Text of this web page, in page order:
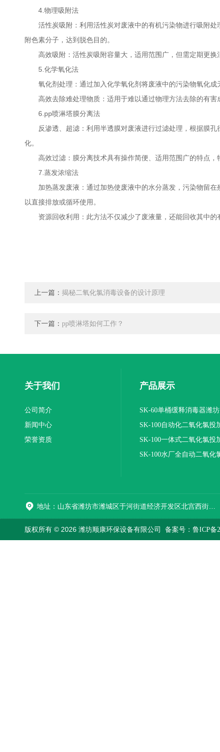
4.物理吸附法
活性炭吸附：利用活性炭对废液中的有机污染物进行吸附处
附色素分子，达到脱色目的。
高效吸附：活性炭吸附容量大，适用范围广，但需定期更换
5.化学氧化法
氧化剂处理：通过加入化学氧化剂将废液中的污染物氧化成
高效去除难处理物质：适用于难以通过物理方法去除的有害
6.pp喷淋塔膜分离法
反渗透、超滤：利用半透膜对废液进行过滤处理，根据膜孔
化。
高效过滤：膜分离技术具有操作简便、适用范围广的特点，
7.蒸发浓缩法
加热蒸发废液：通过加热使废液中的水分蒸发，污染物留在
以直接排放或循环使用。
资源回收利用：此方法不仅减少了废液量，还能回收其中的
上一篇： 揭秘二氧化氯消毒设备的设计原理
下一篇： pp喷淋塔如何工作？
关于我们
公司简介
新闻中心
荣誉资质
产品展示
SK-60单桶缓释消毒器潍
SK-100自动化二氧化氯投
装置
SK-100一体式二氧化氯投
报价
SK-100水厂全自动二氧化
版权所有 © 2026 潍坊顺康环保设备有限公司 备案号：鲁ICP备